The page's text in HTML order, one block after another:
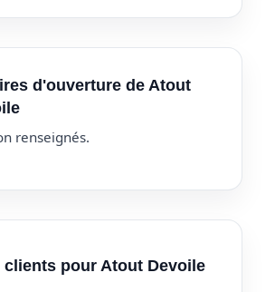
d'ouverture de Atout
renseignés.
clients pour Atout Devoile